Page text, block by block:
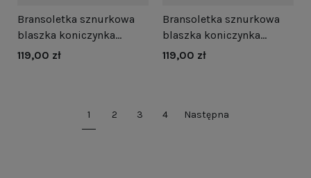
Bransoletka sznurkowa
blaszka koniczynka
czerwona srebro
119,00 zł
Bransoletka sznurkowa
blaszka koniczynka
niebieska srebro
119,00 zł
1 2 3 4 Następna